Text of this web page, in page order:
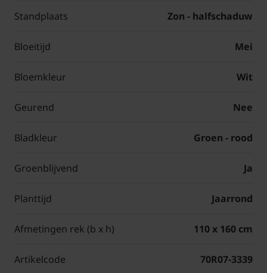
Standplaats Zon - halfschaduw
Bloeitijd Mei
Bloemkleur Wit
Geurend Nee
Bladkleur Groen - rood
Groenblijvend Ja
Planttijd Jaarrond
Afmetingen rek (b x h) 110 x 160 cm
Artikelcode 70R07-3339